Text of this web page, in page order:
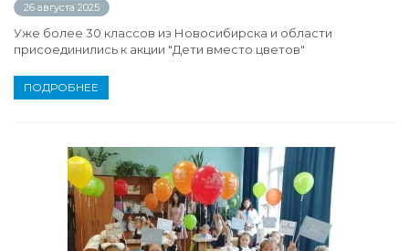
26 августа 2025
Уже более 30 классов из Новосибирска и области
присоединились к акции "Дети вместо цветов"
ПОДРОБНЕЕ